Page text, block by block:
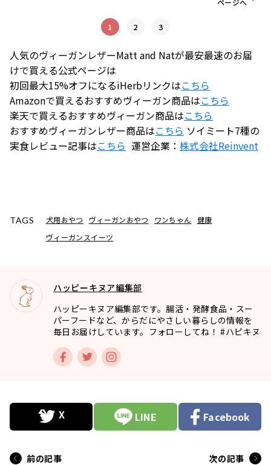
1 2 3
人気のヴィーガンレザーMatt and Natが最安最速のお届
けで買える公式ページは
初回最大15%オフになるiHerbリンクはこちら
Amazonで買えるおすすめヴィーガン商品はこちら
楽天で買えるおすすめヴィーガン商品はこちら
おすすめヴィーガンレザー商品はこちら ソイミート7種の
実食レビュー記事はこちら 運営企業： 株式会社Reinvent
TAGS 犬用おやつ ヴィーガンおやつ ワンちゃん
健康
ヴィーガンスイーツ
ハッピーキヌア編集部
ハッピーキヌア編集部です。腸活・発酵食品・スー
パーフードなど、からだにやさしい暮らしの情報を
毎日お届けしています。フォローしてね！ #ハピキヌ
LINE Facebook
前の記事
次の記事